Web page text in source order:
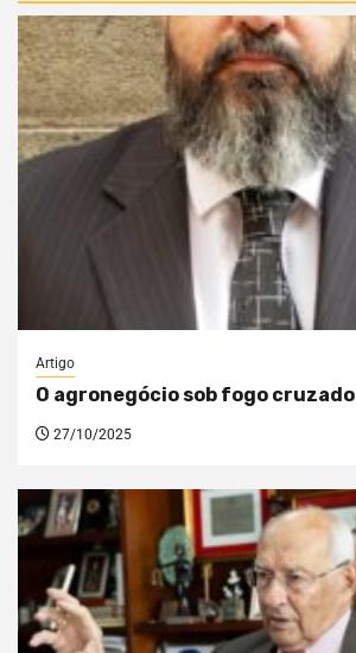
Artigo
O agronegócio sob fogo cruzado
27/10/2025